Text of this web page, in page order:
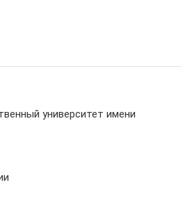
университет имени